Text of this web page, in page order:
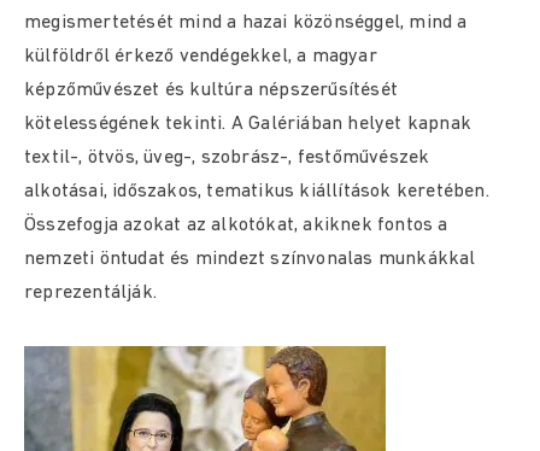
megismertetését mind a hazai közönséggel, mind a
külföldről érkező vendégekkel, a magyar
képzőművészet és kultúra népszerűsítését
kötelességének tekinti. A Galériában helyet kapnak
textil-, ötvös, üveg-, szobrász-, festőművészek
alkotásai, időszakos, tematikus kiállítások keretében.
Összefogja azokat az alkotókat, akiknek fontos a
nemzeti öntudat és mindezt színvonalas munkákkal
reprezentálják.